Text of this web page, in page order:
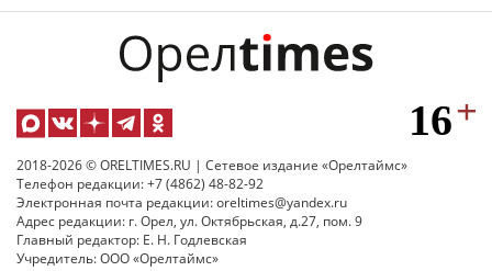
2018-2026 © ORELTIMES.RU | Сетевое издание «Орелтаймс»
Телефон редакции: +7 (4862) 48-82-92
Электронная почта редакции: oreltimes@yandex.ru
Адрес редакции: г. Орел, ул. Октябрьская, д.27, пом. 9
Главный редактор: Е. Н. Годлевская
Учредитель: ООО «Орелтаймс»